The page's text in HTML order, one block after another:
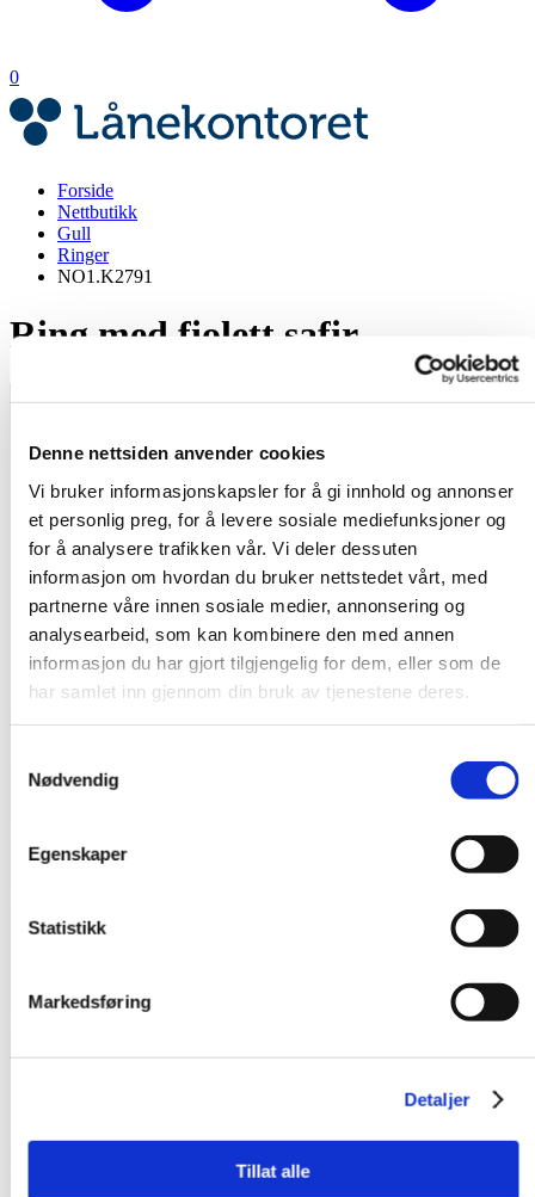
Denne nettsiden anvender cookies
Vi bruker informasjonskapsler for å gi innhold og annonser
et personlig preg, for å levere sosiale mediefunksjoner og
for å analysere trafikken vår. Vi deler dessuten
informasjon om hvordan du bruker nettstedet vårt, med
partnerne våre innen sosiale medier, annonsering og
analysearbeid, som kan kombinere den med annen
informasjon du har gjort tilgjengelig for dem, eller som de
har samlet inn gjennom din bruk av tjenestene deres.
Nødvendig
Egenskaper
Statistikk
Markedsføring
Detaljer
Tillat alle
0
Forside
Nettbutikk
Gull
Ringer
NO1.K2791
Ring med fiolett safir